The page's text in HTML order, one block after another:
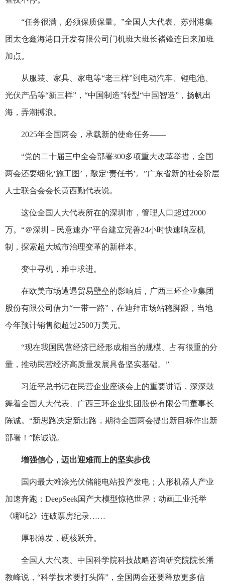
“任务很满，必须保质保量。”全国人大代表、苏州港集
团太仓鑫海港口开发有限公司门机班大班长褚锋连日来加班
加点。
从服装、家具、家电等“老三样”到电动汽车、锂电池、
光伏产品等“新三样”，“中国制造”转型“中国智造”，扬帆出
海，弄潮搏浪。
2025年全国两会，承载新的使命任务——
“党的二十届三中全会部署300多项重大改革举措，全国
两会还要细化‘施工图’，敲定‘责任书’。”广东省新的社会阶层
人士联合会会长黄西勤代表说。
这位全国人大代表所在的深圳市，管理人口超过2000
万。“＠深圳－民意速办”平台建立完善24小时快速响应机
制，探索超大城市治理变革的新样本。
变中寻机，难中求进。
在欧美市场遭遇贸易壁垒的影响后，广西三环企业集团
股份有限公司借力“一带一路”，在迪拜市场站稳脚跟，当地
今年预计销售额超过2500万美元。
“现在我国民营经济已经形成相当的规模、占有很重的分
量，推动民营经济高质量发展具备坚实基础。”
习近平总书记在民营企业座谈会上的重要讲话，深深鼓
舞着全国人大代表、广西三环企业集团股份有限公司董事长
陈诚。“新思路决定新出路，期待全国两会提出新目标作出新
部署！”陈诚说。
增强信心，迈出迎难而上的坚实步伐
国内最大滩涂光伏储能电站投产发电；人形机器人产业
加速奔跑；DeepSeek国产大模型惊艳世界；动画工业托举
《哪吒2》连破票房纪录……
厚积薄发，硬核跃升。
全国人大代表、中国科学院科技战略咨询研究院院长潘
教峰说，“科学技术要打头阵”，全国两会还要释放更多信